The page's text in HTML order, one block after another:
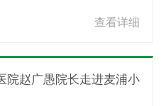
查看详细
院赵广愚院长走进麦浦小